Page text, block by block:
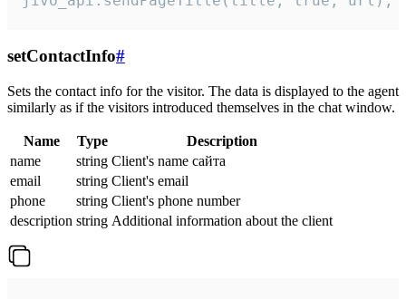
setContactInfo#
Sets the contact info for the visitor. The data is displayed to the agent
similarly as if the visitors introduced themselves in the chat window.
Name Type
Description
name
string Client's name сайта
email
string Client's email
phone
string Client's phone number
description string Additional information about the client